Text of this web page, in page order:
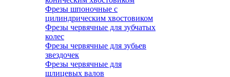
Фрезы шпоночные с
цилиндрическим хвостовиком
Фрезы червячные для зубчатых
колес
Фрезы червячные для зубьев
звездочек
Фрезы червячные для
шлицевых валов